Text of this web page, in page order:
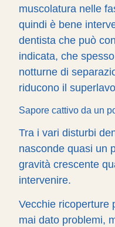
muscolatura nelle
quindi è bene
dentista che può
indicata, che
notturne di
riducono il
Sapore cattivo da un
Tra i vari disturbi
nasconde quasi un
gravità crescente
intervenire.
Vecchie ricoperture
mai dato problemi,